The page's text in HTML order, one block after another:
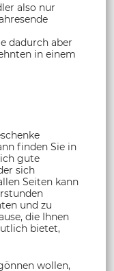
also nur
dadurch aber
in einem
finden Sie in
gute
sich
Seiten kann
und zu
die Ihnen
bietet,
wollen,